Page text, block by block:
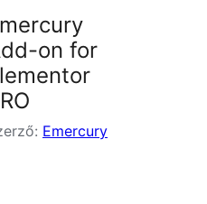
on for
Emercury